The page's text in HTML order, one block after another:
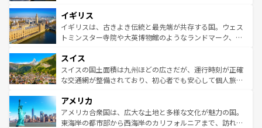
いる。シャンパンの発祥地であるランス、プロヴァンスの
香り高いラベンダー畑など、多彩な楽しみ方が可能だ。さ
らに、パリ以外の地域にも魅力が溢れており、どの街角に
れる地方に足を運ぶとそれぞれで全く異なる文化を体験で
きるだろう。 なお、新着のフランス情報はコンテンツ一覧
を参照してほしい。
顔を持つこの国は、どこを歩いても飽きることがない。ベ
ルリンの文化的活気、バイエルン州のアルプスの絶景、そ
してライン川沿いのワイン畑といった風景は必見。ビール
は、お酒好きな人にはぜひ体験してほしい。 なお、新着の
ドイツ情報はコンテンツ一覧を参照してほしい。
イギリス
イギリスは、古きよき伝統と最先端が共存する国。ウェス
トミンスター寺院や大英博物館のようなランドマーク、歴
リアごとに異なる魅力がある。また、優雅なアフタヌーン
ティー、ビール好きにはたまらない英国パブ、サッカー観
戦など、本場だからこそできる体験も豊富。イギリスを旅
ンツ一覧を参照してほしい。
スイス
スイスの国土面積は九州ほどの広さだが、運行時刻が正確
な交通網が整備されており、初心者でも安心して個人旅行
の建物がそのまま残る町や、スイスならではのユニークな
博物館もあり、アルプス観光だけでなく町歩きも満喫する
ことができる。国民の所得が高いため物価も高いが、旅行
アメリカ
アメリカ合衆国は、広大な土地と多様な文化が魅力の国。
東海岸の都市部から西海岸のカリフォルニアまで、訪れる